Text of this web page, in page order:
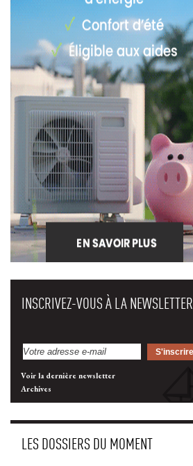
INSCRIVEZ-VOUS À LA NEWSLETTER
Voir la dernière newsletter
Archives
LES DOSSIERS DU MOMENT